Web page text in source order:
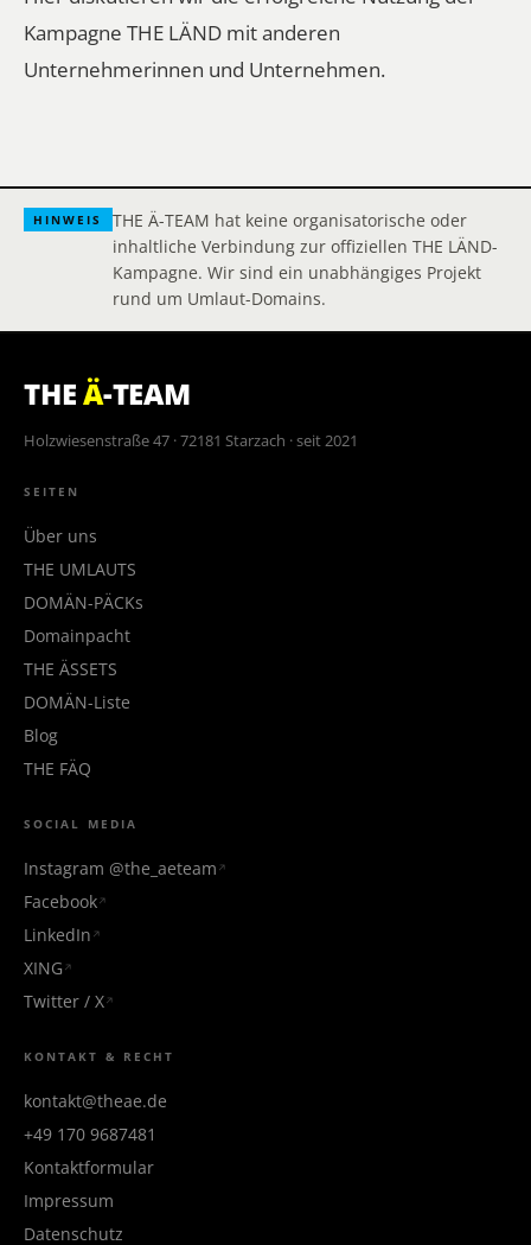
Kampagne THE LÄND mit anderen
Unternehmerinnen und Unternehmen.
HINWEIS
THE Ä-TEAM hat keine organisatorische oder
inhaltliche Verbindung zur offiziellen THE LÄND-
Kampagne. Wir sind ein unabhängiges Projekt
rund um Umlaut-Domains.
THEÄ-TEAM
Holzwiesenstraße 47 · 72181 Starzach · seit 2021
SEITEN
Über uns
THE UMLAUTS
DOMÄN-PÄCKs
Domainpacht
THE ÄSSETS
DOMÄN-Liste
Blog
THE FÄQ
SOCIAL MEDIA
Instagram @the_aeteam
Facebook
LinkedIn
XING
Twitter / X
KONTAKT & RECHT
kontakt@theae.de
+49 170 9687481
Kontaktformular
Impressum
Datenschutz